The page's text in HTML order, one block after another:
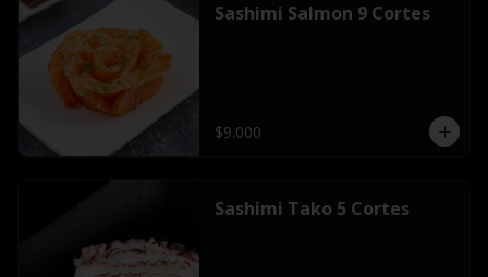
Sashimi Salmon 9 Cortes
$9.000
Sashimi Tako 5 Cortes